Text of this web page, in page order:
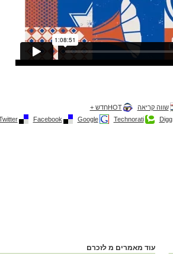
שווה קריאה
HOTחדש +
Digg
Technorati
Google
Facebook
עוד מאמרים מ לזכרם